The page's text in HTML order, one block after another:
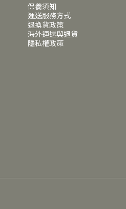
保養須知
運送服務方式
退換貨政策
海外運送與退貨
隱私權政策